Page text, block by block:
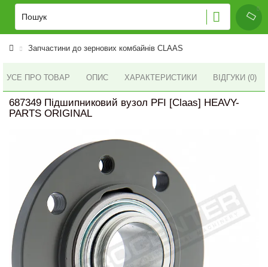
Запчастини до зернових комбайнів CLAAS
УСЕ ПРО ТОВАР ОПИС ХАРАКТЕРИСТИКИ ВІДГУКИ (0)
687349 Підшипниковий вузол PFI [Claas] HEAVY-
PARTS ORIGINAL